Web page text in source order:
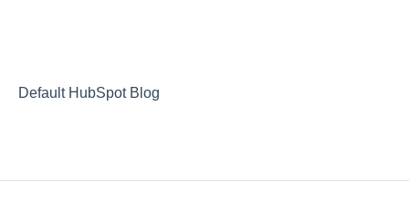
Reconnaissance
Administratif
Communications générales
Default HubSpot Blog